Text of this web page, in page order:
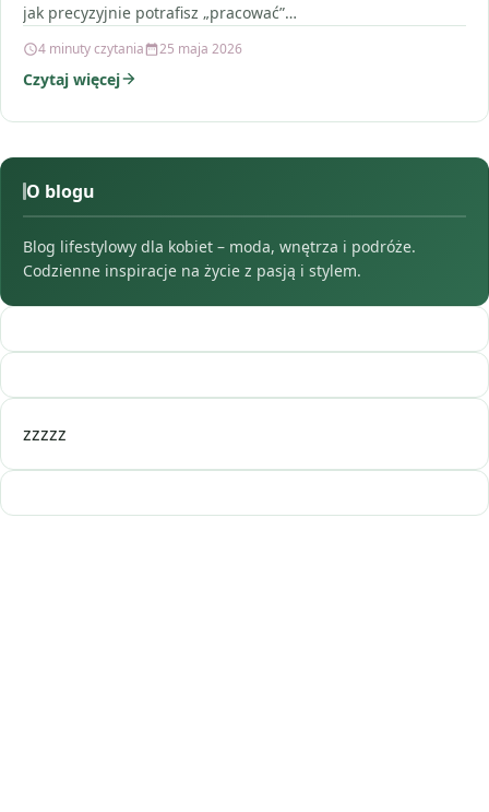
jak precyzyjnie potrafisz „pracować”…
4 minuty czytania 25 maja 2026
Czytaj więcej
O blogu
Blog lifestylowy dla kobiet – moda, wnętrza i podróże.
Codzienne inspiracje na życie z pasją i stylem.
zzzzz